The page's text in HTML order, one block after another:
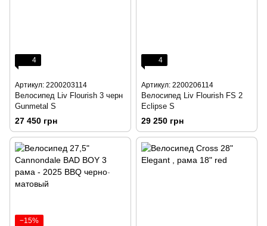
4
Артикул: 2200203114
Велосипед Liv Flourish 3 черн
Gunmetal S
27 450 грн
4
Артикул: 2200206114
Велосипед Liv Flourish FS 2
Eclipse S
29 250 грн
−15%